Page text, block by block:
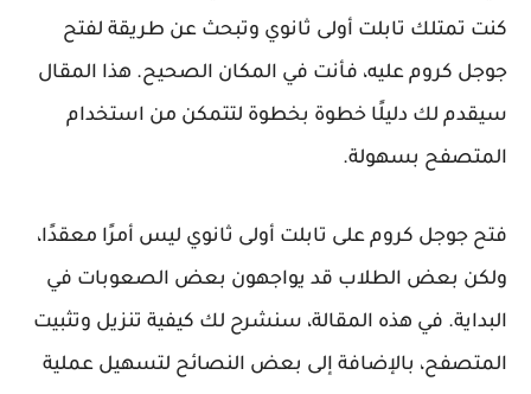
كنت تمتلك تابلت أولى ثانوي وتبحث عن طريقة لفتح
جوجل كروم عليه، فأنت في المكان الصحيح. هذا المقال
سيقدم لك دليلًا خطوة بخطوة لتتمكن من استخدام
المتصفح بسهولة.
فتح جوجل كروم على تابلت أولى ثانوي ليس أمرًا معقدًا،
ولكن بعض الطلاب قد يواجهون بعض الصعوبات في
البداية. في هذه المقالة، سنشرح لك كيفية تنزيل وتثبيت
المتصفح، بالإضافة إلى بعض النصائح لتسهيل عملية